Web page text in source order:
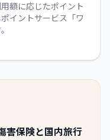
額に応じたポイント
イントサービス「ワ
害保険と国内旅行